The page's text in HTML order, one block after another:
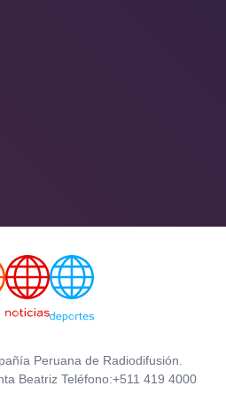
Peruana de Radiodifusión.
Beatriz Teléfono:+511 419 4000